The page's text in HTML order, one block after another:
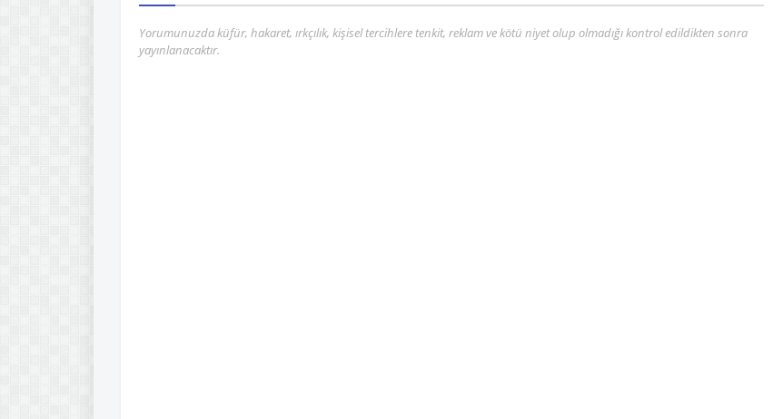
Yorumunuzda küfür, hakaret, ırkçılık, kişisel tercihlere tenkit, reklam ve kötü niyet olup olmadığı kontrol edildikten sonra
yayınlanacaktır.